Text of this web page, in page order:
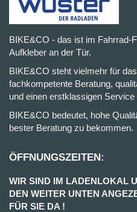
BIKE&CO - das ist im Fahrrad-
Aufkleber an der Tür.
BIKE&CO steht vielmehr für
fachkompetente Beratung,
und einen erstklassigen Service
BIKE&CO bedeutet, hohe
bester Beratung zu bekommen.
ÖFFNUNGSZEITEN:
WIR SIND IM LADENLOKAL
DEN WEITER UNTEN
FÜR SIE DA !